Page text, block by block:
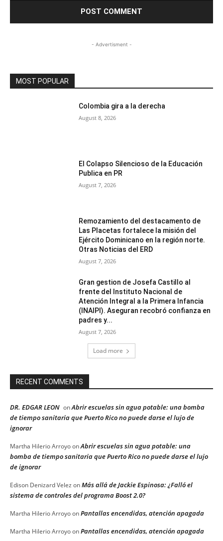
- Advertisment -
MOST POPULAR
Colombia gira a la derecha
August 8, 2026
El Colapso Silencioso de la Educación
Publica en PR
August 7, 2026
Remozamiento del destacamento de
Las Placetas fortalece la misión del
Ejército Dominicano en la región norte.
Otras Noticias del ERD
August 7, 2026
Gran gestion de Josefa Castillo al
frente del Instituto Nacional de
Atención Integral a la Primera Infancia
(INAIPI). Aseguran recobró confianza en
padres y...
August 7, 2026
Load more
RECENT COMMENTS
DR. EDGAR LEON onAbrir escuelas sin agua potable: una bomba
de tiempo sanitaria que Puerto Rico no puede darse el lujo de
ignorar
Martha Hilerio ArroyoonAbrir escuelas sin agua potable: una
bomba de tiempo sanitaria que Puerto Rico no puede darse el lujo
de ignorar
Edison Denizard Velez onMás allá de Jackie Espinosa: ¿Falló el
sistema de controles del programa Boost 2.0?
Martha Hilerio ArroyoonPantallas encendidas, atención apagada
Martha Hilerio ArroyoonPantallas encendidas, atención apagada